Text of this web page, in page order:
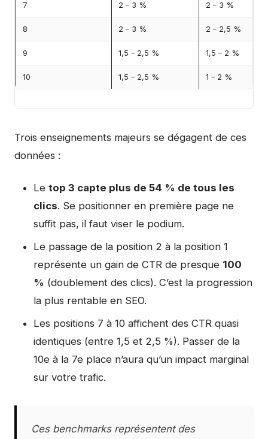
7 2 – 3 % 2 – 3 %
8 2 – 3 % 2 – 2,5 %
9 1,5 – 2,5 % 1,5 – 2 %
10 1,5 – 2,5 % 1 – 2 %
Trois enseignements majeurs se dégagent de ces
données :
Le top 3 capte plus de 54 % de tous les
clics. Se positionner en première page ne
suffit pas, il faut viser le podium.
Le passage de la position 2 à la position 1
représente un gain de CTR de presque 100
% (doublement des clics). C’est la progression
la plus rentable en SEO.
Les positions 7 à 10 affichent des CTR quasi
identiques (entre 1,5 et 2,5 %). Passer de la
10e à la 7e place n’aura qu’un impact marginal
sur votre trafic.
Ces benchmarks représentent des